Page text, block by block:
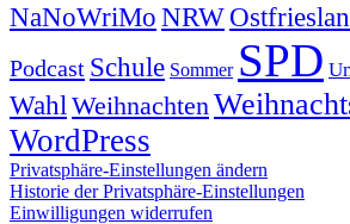
NaNoWriMo NRW
Podcast Schule Sommer SPD
Wahl Weihnachten
WordPress
Privatsphäre-Einstellungen ändern
Historie der Privatsphäre-Einstellungen
Einwilligungen widerrufen